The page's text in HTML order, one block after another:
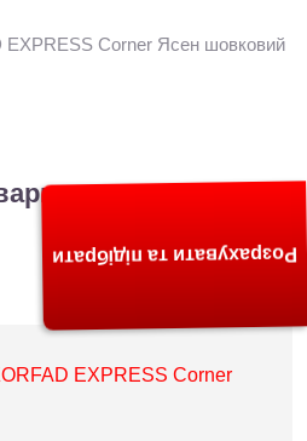
EXPRESS Corner Ясен шовковий
Розрахувати та підібрати